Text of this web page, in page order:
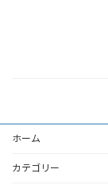
ホーム
カテゴリー